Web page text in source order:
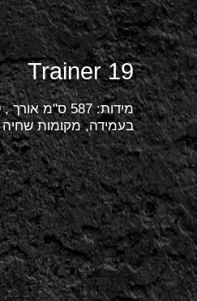
Trainer 19
בעמידה, מקומות שחיה :